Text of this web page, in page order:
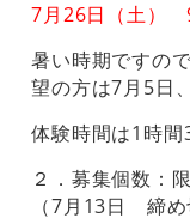
7月26日（土）
暑い時期ですの
望の方は7月5日
体験時間は1時間
２．募集
（7月13日 締め